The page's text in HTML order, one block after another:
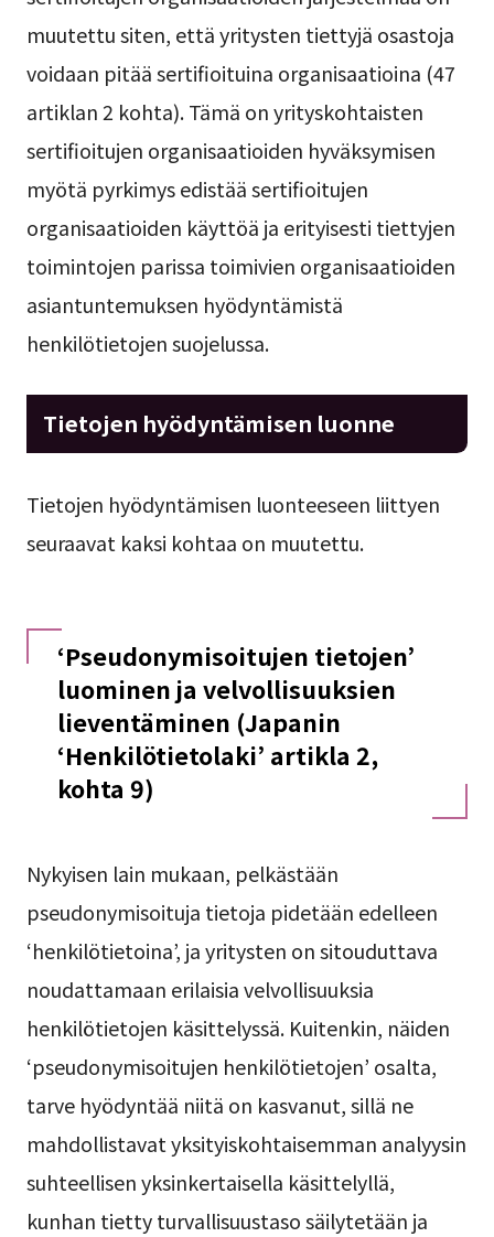
muutettu siten, että yritysten tiettyjä osastoja
voidaan pitää sertifioituina organisaatioina (47
artiklan 2 kohta). Tämä on yrityskohtaisten
sertifioitujen organisaatioiden hyväksymisen
myötä pyrkimys edistää sertifioitujen
organisaatioiden käyttöä ja erityisesti tiettyjen
toimintojen parissa toimivien organisaatioiden
asiantuntemuksen hyödyntämistä
henkilötietojen suojelussa.
Tietojen hyödyntämisen luonne
Tietojen hyödyntämisen luonteeseen liittyen
seuraavat kaksi kohtaa on muutettu.
‘Pseudonymisoitujen tietojen’
luominen ja velvollisuuksien
lieventäminen (Japanin
‘Henkilötietolaki’ artikla 2,
kohta 9)
Nykyisen lain mukaan, pelkästään
pseudonymisoituja tietoja pidetään edelleen
‘henkilötietoina’, ja yritysten on sitouduttava
noudattamaan erilaisia velvollisuuksia
henkilötietojen käsittelyssä. Kuitenkin, näiden
‘pseudonymisoitujen henkilötietojen’ osalta,
tarve hyödyntää niitä on kasvanut, sillä ne
mahdollistavat yksityiskohtaisemman analyysin
suhteellisen yksinkertaisella käsittelyllä,
kunhan tietty turvallisuustaso säilytetään ja